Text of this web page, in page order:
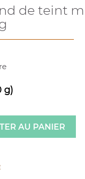
de teint
g)
AU PANIER